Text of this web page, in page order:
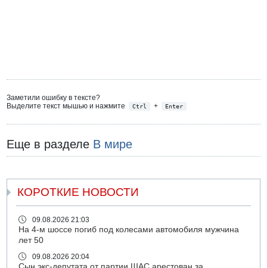
Заметили ошибку в тексте?
Выделите текст мышью и нажмите
Ctrl + Enter
Еще в разделе В мире
КОРОТКИЕ НОВОСТИ
09.08.2026 21:03
На 4-м шоссе погиб под колесами автомобиля мужчина
лет 50
09.08.2026 20:04